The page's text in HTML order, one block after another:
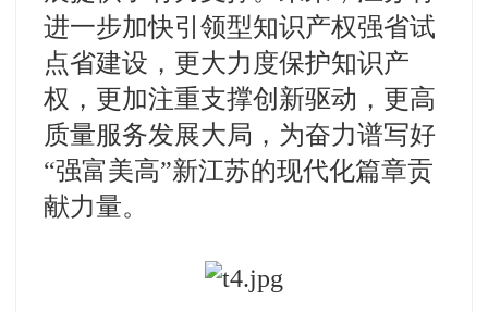
进一步加快引领型知识产权强省试
点省建设，更大力度保护知识产
权，更加注重支撑创新驱动，更高
质量服务发展大局，为奋力谱写好
“强富美高”新江苏的现代化篇章贡
献力量。